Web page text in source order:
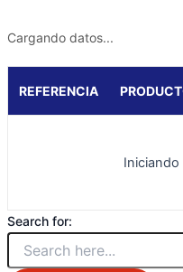
Cargando datos...
REFERENCIA
Iniciando
Search for: